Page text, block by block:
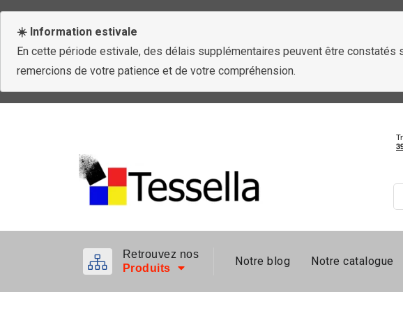
☀️ Information estivale
En cette période estivale, des délais supplémentaires peuvent être
remercions de votre patience et de votre compréhension.
Retrouvez nos
Produits
Notre blog Notre catalogue